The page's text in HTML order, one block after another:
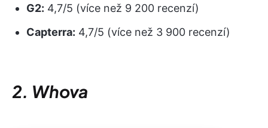
G2: 4,7/5 (více než 9 200 recenzí)
Capterra: 4,7/5 (více než 3 900 recenzí)
2. Whova